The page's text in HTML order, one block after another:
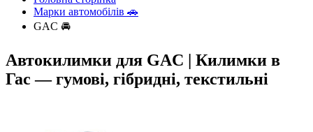
Марки автомобілів 🚗
GAC 🚘
Автокилимки для GAC | Килимки в
Гас — гумові, гібридні, текстильні